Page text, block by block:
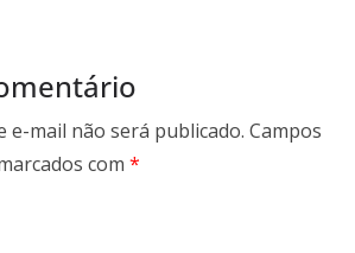
e-mail não será publicado. Campos
com *